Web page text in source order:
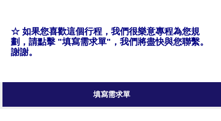
☆ 如果您喜歡這個行程，我們很樂意專程為您規
劃，請點擊 "填寫需求單"，我們將盡快與您聯繫。
謝謝。
填寫需求單